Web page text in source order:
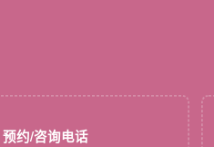
预约/咨询电话